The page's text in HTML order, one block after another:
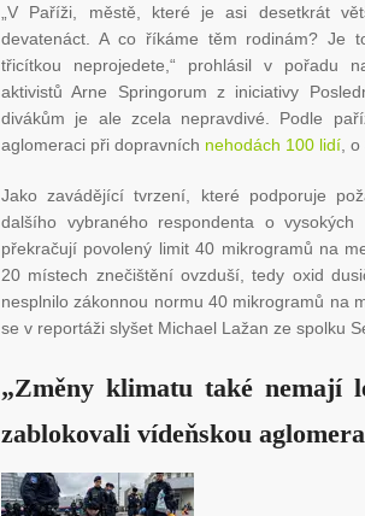
„V Paříži, městě, které je asi desetkrát
devatenáct. A co říkáme těm rodinám? Je
třicítkou neprojedete,“ prohlásil v pořadu
aktivistů Arne Springorum z iniciativy
divákům je ale zcela nepravdivé. Podle
aglomeraci při dopravních nehodách 100 lidí ,
Jako zavádějící tvrzení, které podporuje
dalšího vybraného respondenta o
překračují povolený limit 40 mikrogramů na
20 místech znečištění ovzduší, tedy oxid
nesplnilo zákonnou normu 40 mikrogramů na
se v reportáži slyšet Michael Lažan ze spolku
„Změny klimatu také nemají
zablokovali vídeňskou